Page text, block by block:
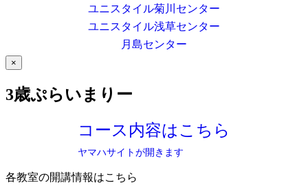
ユニスタイル菊川センター
ユニスタイル浅草センター
月島センター
×
3歳ぷらいまりー
コース内容はこちら
ヤマハサイトが開きます
各教室の開講情報はこちら